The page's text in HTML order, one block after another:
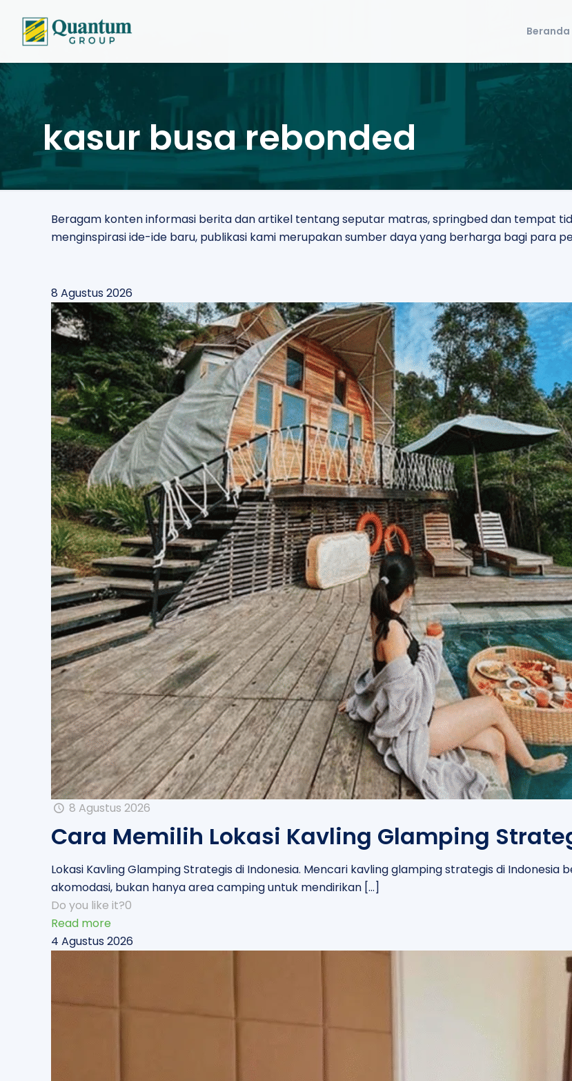
Beranda
kasur busa rebonded
Beragam konten informasi berita dan artikel tentang seputar matras, springbed dan tempat
menginspirasi ide-ide baru, publikasi kami merupakan sumber daya yang berharga bagi para
8 Agustus 2026
8 Agustus 2026
Cara Memilih Lokasi Kavling Glamping
Lokasi Kavling Glamping Strategis di Indonesia. Mencari kavling glamping strategis di
akomodasi, bukan hanya area camping untuk mendirikan […]
Do you like it?0
Read more
4 Agustus 2026